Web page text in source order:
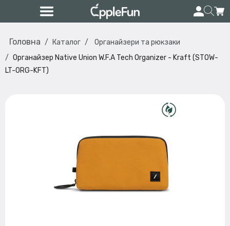
Головна Каталог
Органайзери та рюкзаки
Органайзер Native Union W.F.A Tech Organizer - Kraft (STOW-
LT-ORG-KFT)